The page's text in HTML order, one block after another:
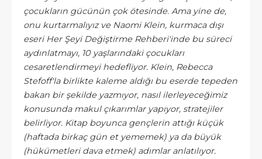
çocukların gücünün çok ötesinde. Ama yine de,
onu kurtarmalıyız ve Naomi Klein, kurmaca dışı
eseri Her Şeyi Değiştirme Rehberi'inde bu süreci
aydınlatmayı, 10 yaşlarındaki çocukları
cesaretlendirmeyi hedefliyor. Klein, Rebecca
Stefoff'la birlikte kaleme aldığı bu eserde tepeden
bakan bir şekilde yazmıyor, nasıl ilerleyeceğimiz
konusunda makul çıkarımlar yapıyor, stratejiler
belirliyor. Kitap boyunca gençlerin attığı küçük
(haftada birkaç gün et yememek) ya da büyük
(hükümetleri dava etmek) adımlar anlatılıyor.